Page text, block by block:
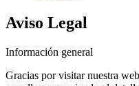
Aviso Legal
Información general
Gracias por visitar nuestra